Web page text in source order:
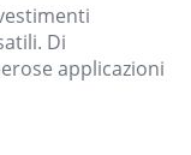
Di
applicazioni